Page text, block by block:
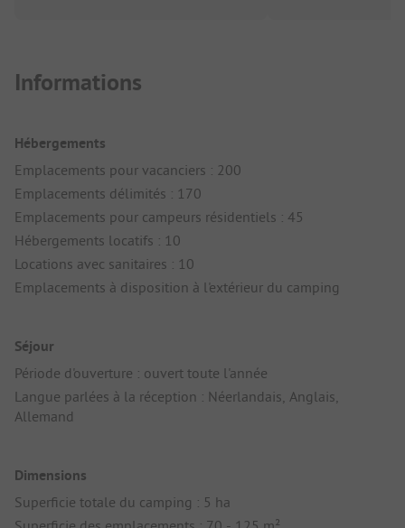
Informations
Hébergements
Emplacements pour vacanciers : 200
Emplacements délimités : 170
Emplacements pour campeurs résidentiels : 45
Hébergements locatifs : 10
Locations avec sanitaires : 10
Emplacements à disposition à l'extérieur du camping
Séjour
Période d'ouverture : ouvert toute l'année
Langue parlées à la réception : Néerlandais, Anglais,
Allemand
Dimensions
Superficie totale du camping : 5 ha